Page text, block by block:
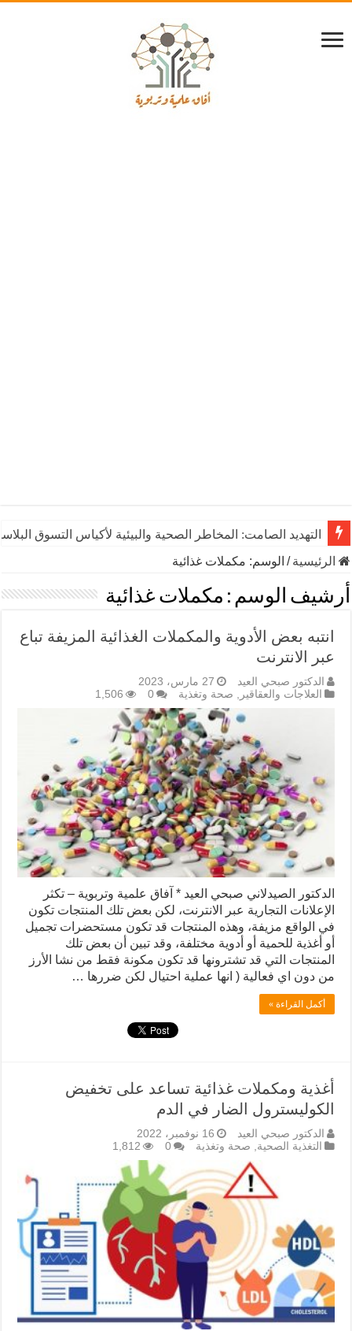
التهديد الصامت: المخاطر الصحية والبيئية لأكياس التسوق
الرئيسية/ الوسم: مكملات غذائية
أرشيف الوسم : مكملات غذائية
انتبه بعض الأدوية والمكملات الغذائية المزيفة تباع
عبر الانترنت
الدكتور صبحي العيد
27 مارس، 2023
العلاجات والعقاقير , صحة وتغذية 0
1,506
الدكتور الصيدلاني صبحي العيد * آفاق علمية وتربوية – تكثر
الإعلانات التجارية عبر الانترنت، لكن بعض تلك المنتجات تكون
في الواقع مزيفة، وهذه المنتجات قد تكون مستحضرات تجميل
أو أغذية للحمية أو أدوية مختلفة، وقد تبين أن بعض تلك
المنتجات التي قد تشترونها قد تكون مكونة فقط من نشا الأرز
من دون اي فعالية ( انها عملية احتيال لكن ضررها …
أكمل القراءة »
أغذية ومكملات غذائية تساعد على تخفيض
الكوليسترول الضار في الدم
الدكتور صبحي العيد
16 نوفمبر، 2022
التغذية الصحية
صحة وتغذية 0
1,812